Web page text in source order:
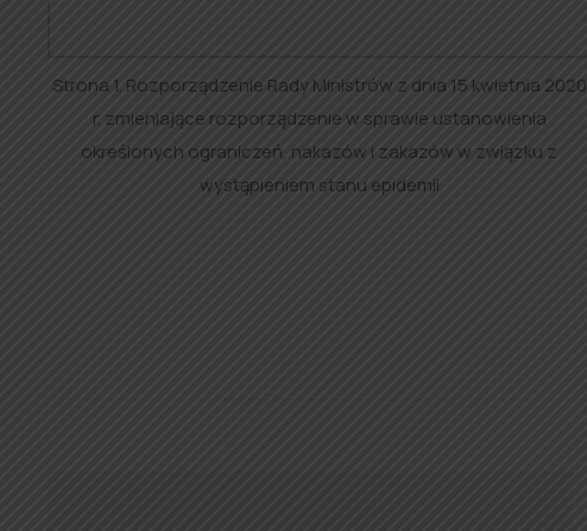
Strona 1. Rozporządzenie Rady Ministrów z dnia 15 kwietnia 2020
r. zmieniające rozporządzenie w sprawie ustanowienia
określonych ograniczeń, nakazów i zakazów w związku z
wystąpieniem stanu epidemii